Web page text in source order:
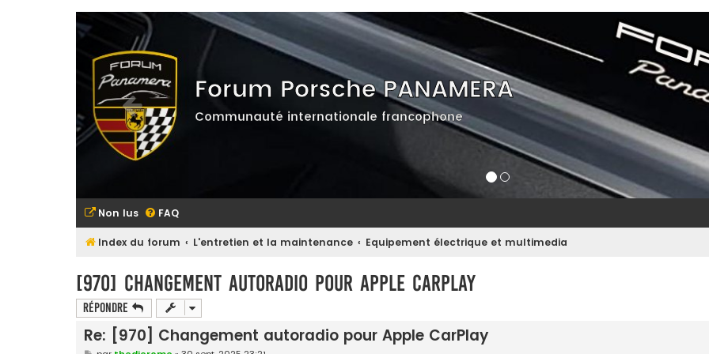
Forum Porsche PANAMERA
Communauté internationale francophone
Non lus FAQ
Index du forum L'entretien et la maintenance Equipement électrique et multimedia
[970] Changement autoradio pour Apple CarPlay
Répondre
Re: [970] Changement autoradio pour Apple CarPlay